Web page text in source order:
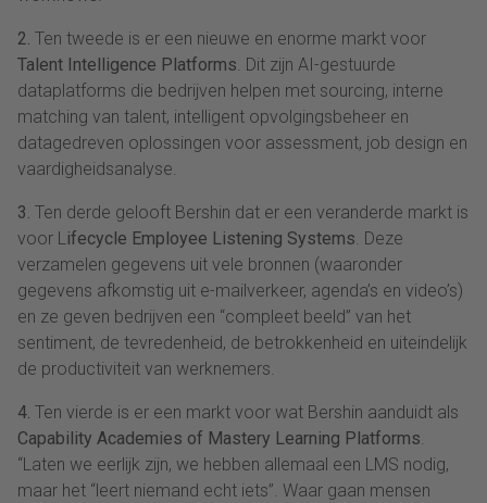
2. Ten tweede is er een nieuwe en enorme markt voor
Talent Intelligence Platforms. Dit zijn AI-gestuurde
dataplatforms die bedrijven helpen met sourcing, interne
matching van talent, intelligent opvolgingsbeheer en
datagedreven oplossingen voor assessment, job design en
vaardigheidsanalyse.
3. Ten derde gelooft Bershin dat er een veranderde markt is
voor Lifecycle Employee Listening Systems. Deze
verzamelen gegevens uit vele bronnen (waaronder
gegevens afkomstig uit e-mailverkeer, agenda’s en video’s)
en ze geven bedrijven een “compleet beeld” van het
sentiment, de tevredenheid, de betrokkenheid en uiteindelijk
de productiviteit van werknemers.
4. Ten vierde is er een markt voor wat Bershin aanduidt als
Capability Academies of Mastery Learning Platforms.
“Laten we eerlijk zijn, we hebben allemaal een LMS nodig,
maar het “leert niemand echt iets”. Waar gaan mensen